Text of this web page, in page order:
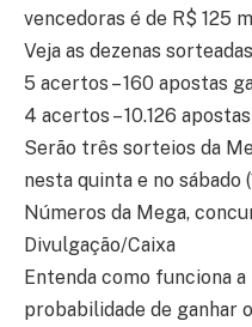
vencedoras é de R$ 125
Veja as dezenas sorteadas:
5 acertos – 160 apostas
4 acertos – 10.126
Serão três sorteios da
nesta quinta e no sábado
Números da Mega,
Divulgação/Caixa
Entenda como funciona
probabilidade de ganhar